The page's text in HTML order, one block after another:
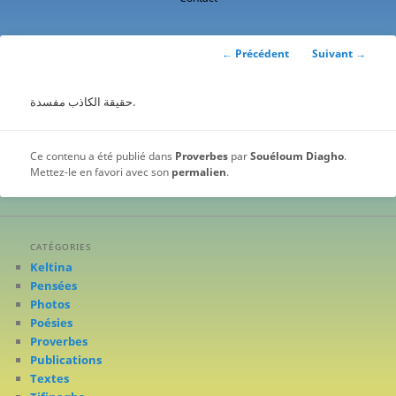
Navigation
← Précédent Suivant →
حقيقة الكاذب مفسدة.
Ce contenu a été publié dans Proverbes parSouéloum Diagho.
Mettez-le en favori avec son permalien.
CATÉGORIES
Keltina
Pensées
Photos
Poésies
Proverbes
Publications
Textes